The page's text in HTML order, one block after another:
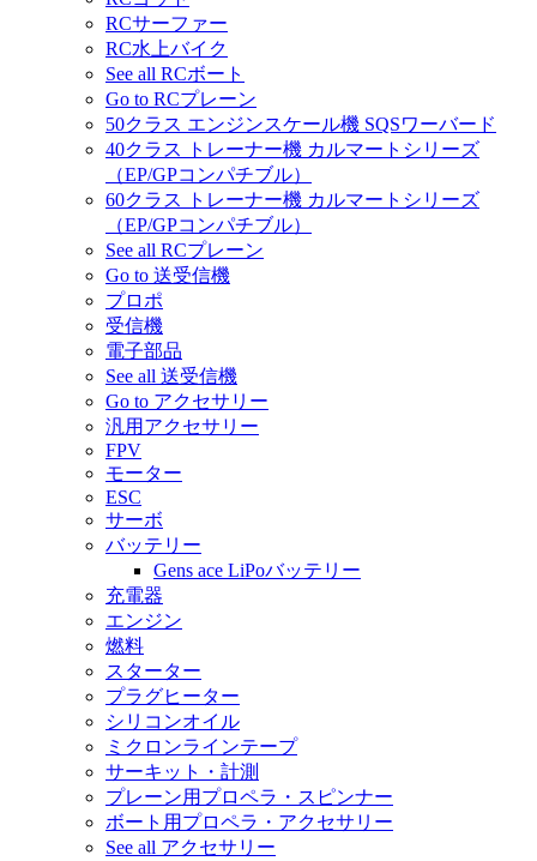
RCサーファー
RC水上バイク
See all RCボート
Go to RCプレーン
50クラス エンジンスケール機 SQSワーバード
40クラス トレーナー機 カルマートシリーズ
（EP/GPコンパチブル）
60クラス トレーナー機 カルマートシリーズ
（EP/GPコンパチブル）
See all RCプレーン
Go to 送受信機
プロポ
受信機
電子部品
See all 送受信機
Go to アクセサリー
汎用アクセサリー
FPV
モーター
ESC
サーボ
バッテリー
Gens ace LiPoバッテリー
充電器
エンジン
燃料
スターター
プラグヒーター
シリコンオイル
ミクロンラインテープ
サーキット・計測
プレーン用プロペラ・スピンナー
ボート用プロペラ・アクセサリー
See all アクセサリー